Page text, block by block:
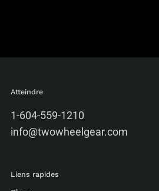
Atteindre
1-604-559-1210
info@twowheelgear.com
Liens rapides